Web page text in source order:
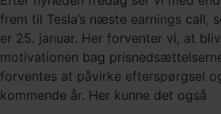
frem til Tesla’s næste earnings call,
er 25. januar. Her forventer vi, at
motivationen bag
forventes at påvirke efterspørgsel
kommende år. Her kunne det også